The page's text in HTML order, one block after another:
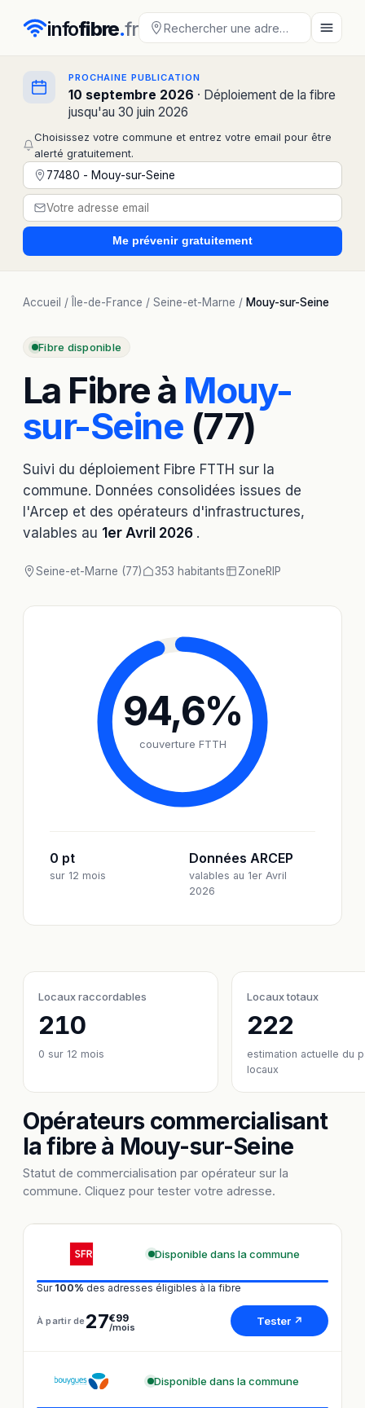
infofibre.fr
PROCHAINE PUBLICATION
10 septembre 2026 · Déploiement de la fibre
jusqu'au 30 juin 2026
Choisissez votre commune et entrez votre email pour être
alerté gratuitement.
Me prévenir gratuitement
Accueil / Île-de-France / Seine-et-Marne / Mouy-sur-Seine
Fibre disponible
La Fibre à Mouy-
sur-Seine (77)
Suivi du déploiement Fibre FTTH sur la
commune. Données consolidées issues de
l'Arcep et des opérateurs d'infrastructures,
valables au 1er Avril 2026 .
Seine-et-Marne (77) 353 habitants ZoneRIP
94,6%
couverture FTTH
0 pt
sur 12 mois
Données ARCEP
valables au 1er Avril
2026
Locaux raccordables
210
0 sur 12 mois
Locaux totaux
222
estimation actuelle du
locaux
Opérateurs commercialisant
la fibre à Mouy-sur-Seine
Statut de commercialisation par opérateur sur la
commune. Cliquez pour tester votre adresse.
Disponible dans la commune
Sur 100% des adresses éligibles à la fibre
À partir de 27€99
/mois Tester ↗
Disponible dans la commune